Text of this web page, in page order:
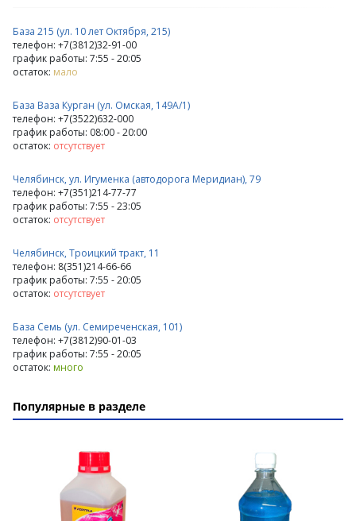
База 215 (ул. 10 лет Октября, 215)
телефон: +7(3812)32-91-00
график работы: 7:55 - 20:05
остаток: мало
База Ваза Курган (ул. Омская, 149А/1)
телефон: +7(3522)632-000
график работы: 08:00 - 20:00
остаток: отсутствует
Челябинск, ул. Игуменка (автодорога Меридиан), 79
телефон: +7(351)214-77-77
график работы: 7:55 - 23:05
остаток: отсутствует
Челябинск, Троицкий тракт, 11
телефон: 8(351)214-66-66
график работы: 7:55 - 20:05
остаток: отсутствует
База Семь (ул. Семиреченская, 101)
телефон: +7(3812)90-01-03
график работы: 7:55 - 20:05
остаток: много
Популярные в разделе